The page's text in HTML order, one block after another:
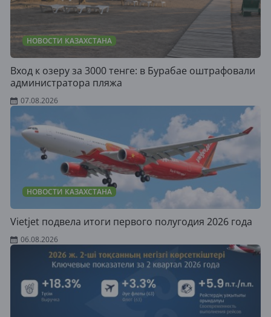
НОВОСТИ КАЗАХСТАНА
Вход к озеру за 3000 тенге: в Бурабае оштрафовали
администратора пляжа
07.08.2026
НОВОСТИ КАЗАХСТАНА
Vietjet подвела итоги первого полугодия 2026 года
06.08.2026